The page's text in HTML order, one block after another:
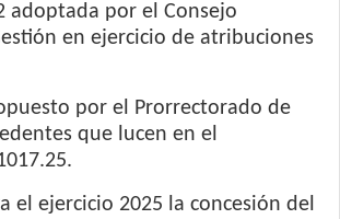
adoptada por el Consejo
en ejercicio de atribuciones
por el Prorrectorado de
que lucen en el
el ejercicio 2025 la concesión del